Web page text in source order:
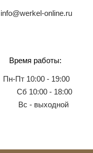
info@werkel-online.ru
Время работы:
Пн-Пт 10:00 - 19:00
Сб 10:00 - 18:00
Вс - выходной